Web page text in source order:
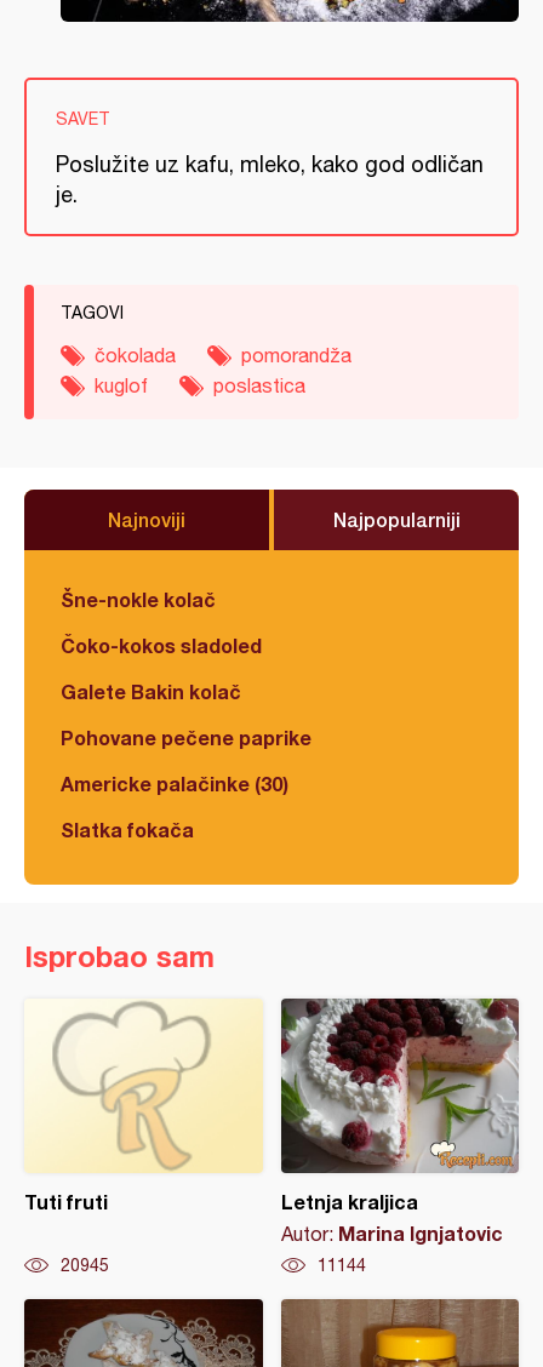
SAVET
Poslužite uz kafu, mleko, kako god odličan
je.
TAGOVI
čokolada
pomorandža
kuglof
poslastica
Najnoviji Najpopularniji
Šne-nokle kolač
Čoko-kokos sladoled
Galete Bakin kolač
Pohovane pečene paprike
Americke palačinke (30)
Slatka fokača
Isprobao sam
Tuti fruti
20945
Letnja kraljica
Autor: Marina Ignjatovic
11144